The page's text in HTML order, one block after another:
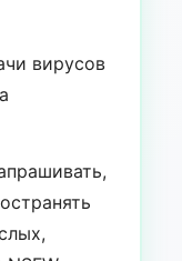
вирусов